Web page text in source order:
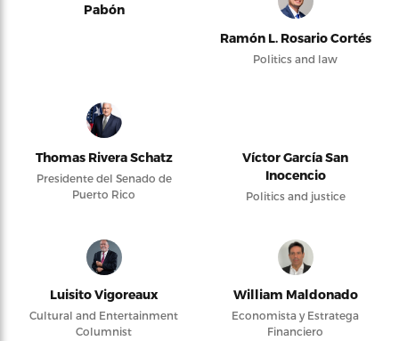
Pabón
Ramón L. Rosario Cortés
Politics and law
Thomas Rivera Schatz
Presidente del Senado de
Puerto Rico
Víctor García San
Inocencio
Politics and justice
Luisito Vigoreaux
Cultural and Entertainment
Columnist
William Maldonado
Economista y Estratega
Financiero